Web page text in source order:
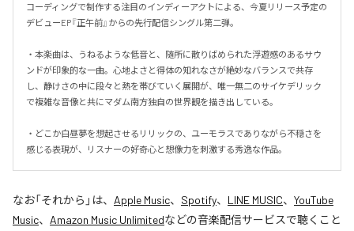
コーディングで制作する注目のインディーアクトによる、今夏リリース予定の
デビューEP『正午前』からの先行配信シングル第二弾。
・本楽曲は、うねるような低音と、随所に散りばめられた浮遊感のあるサウ
ンドが印象的な一曲。心地よさと得体の知れなさが絶妙なバランスで共存
し、静けさの中に段々と熱を帯びていく展開が、唯一無二のサイケデリック
で複雑な音像と共にマダム南方独自の世界観を描き出している。
・どこか白昼夢を想起させるリリックの、ユーモラスでありながら不穏さを
感じる表現が、リスナーの好奇心と想像力を刺激する秀逸な作品。
なお「それから 」は、 Apple Music、 Spotify、 LINE MUSIC、 YouTube
Music、 Amazon Music Unlimitedなどの音楽配信サービスで聴くこと